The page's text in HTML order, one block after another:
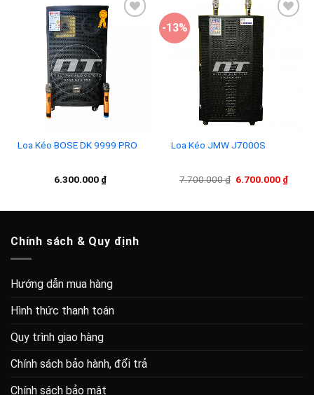
Loa Kéo BOSE DK 9999 PRO
6.300.000 ₫
-13%
Loa Kéo JMW J7000S
7.700.000₫ Giá
6.700.000 ₫Giá
Chính sách & Quy định
Hướng dẫn mua hàng
Hình thức thanh toán
Quy trình giao hàng
Chính sách bảo hành, đổi trả
Chính sách bảo mật